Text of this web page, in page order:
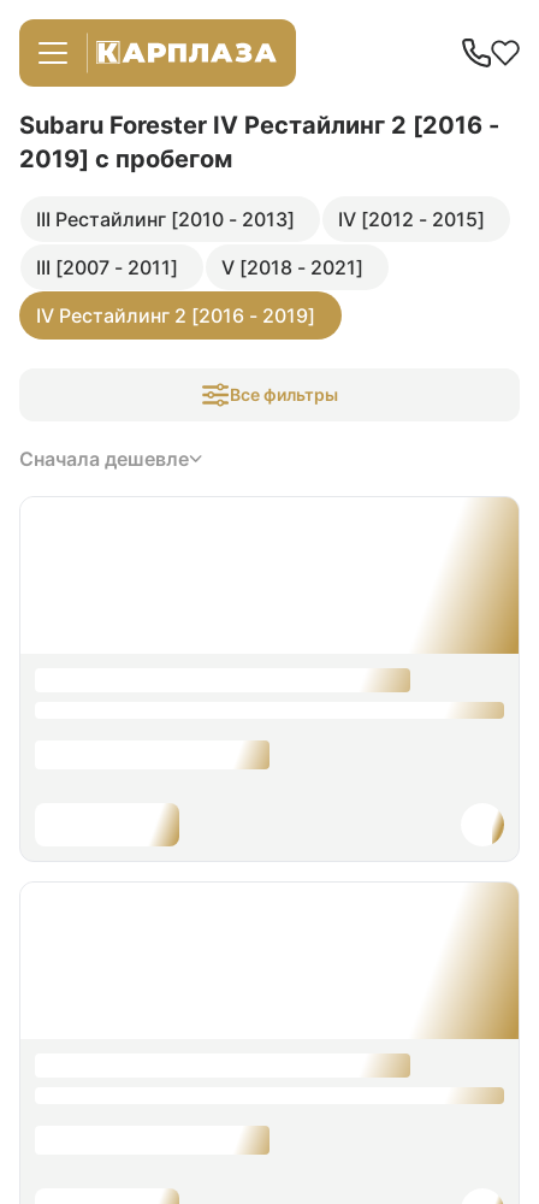
Subaru Forester IV Рестайлинг 2 [2016 -
2019] с пробегом
III Рестайлинг [2010 - 2013]
IV [2012 - 2015]
III [2007 - 2011]
V [2018 - 2021]
IV Рестайлинг 2 [2016 - 2019]
Все фильтры
Сначала дешевле